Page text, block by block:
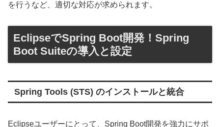
を行うなど、適切な対応が求められます。
EclipseでSpring Boot開発！Spring
Boot Suiteの導入と設定
Spring Tools (STS) のインストールと統合
Eclipseユーザーにとって、Spring Boot開発を強力にサポ